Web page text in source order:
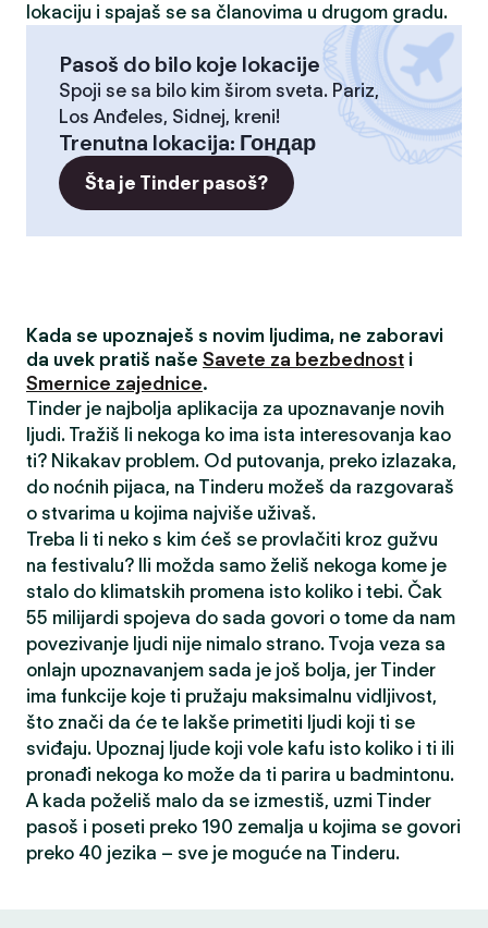
lokaciju i spajaš se sa članovima u drugom gradu.
Pasoš do bilo koje lokacije
Spoji se sa bilo kim širom sveta. Pariz,
Los Anđeles, Sidnej, kreni!
Trenutna lokacija: Гондар
Šta je Tinder pasoš?
Kada se upoznaješ s novim ljudima, ne zaboravi
da uvek pratiš naše Savete za bezbednost i
Smernice zajednice.
Tinder je najbolja aplikacija za upoznavanje novih
ljudi. Tražiš li nekoga ko ima ista interesovanja kao
ti? Nikakav problem. Od putovanja, preko izlazaka,
do noćnih pijaca, na Tinderu možeš da razgovaraš
o stvarima u kojima najviše uživaš.
Treba li ti neko s kim ćeš se provlačiti kroz gužvu
na festivalu? Ili možda samo želiš nekoga kome je
stalo do klimatskih promena isto koliko i tebi. Čak
55 milijardi spojeva do sada govori o tome da nam
povezivanje ljudi nije nimalo strano. Tvoja veza sa
onlajn upoznavanjem sada je još bolja, jer Tinder
ima funkcije koje ti pružaju maksimalnu vidljivost,
što znači da će te lakše primetiti ljudi koji ti se
sviđaju. Upoznaj ljude koji vole kafu isto koliko i ti ili
pronađi nekoga ko može da ti parira u badmintonu.
A kada poželiš malo da se izmestiš, uzmi Tinder
pasoš i poseti preko 190 zemalja u kojima se govori
preko 40 jezika – sve je moguće na Tinderu.